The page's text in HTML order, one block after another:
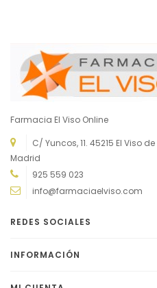
Farmacia El Viso Online
C/ Yuncos, 11. 45215 El Viso
Madrid
925 559 023
info@farmaciaelviso.com
REDES SOCIALES
INFORMACIÓN